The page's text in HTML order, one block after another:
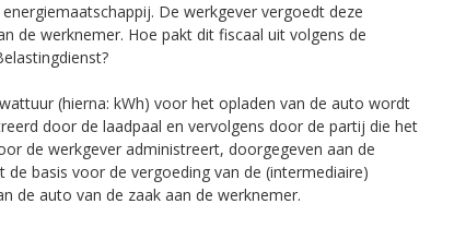
De werkgever vergoedt deze
de werknemer. Hoe pakt dit fiscaal uit volgens de
(hierna: kWh) voor het opladen van de auto wordt
door de laadpaal en vervolgens door de partij die het
de werkgever administreert, doorgegeven aan de
de basis voor de vergoeding van de (intermediaire)
de auto van de zaak aan de werknemer.